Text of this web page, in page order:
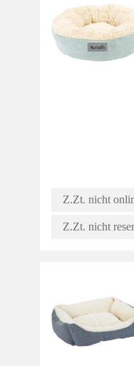
Z.Zt. nicht
Z.Zt. nicht